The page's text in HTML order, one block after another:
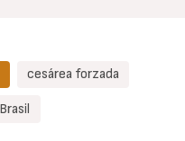
cesárea forzada